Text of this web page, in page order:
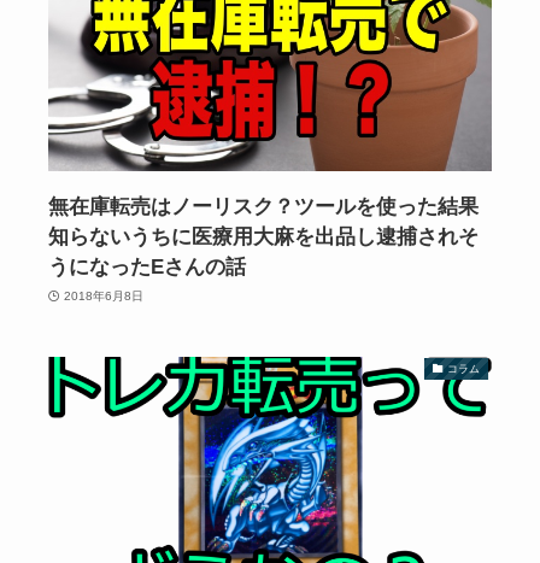
無在庫転売はノーリスク？ツールを使った結果
知らないうちに医療用大麻を出品し逮捕されそ
うになったEさんの話
2018年6月8日
コラム